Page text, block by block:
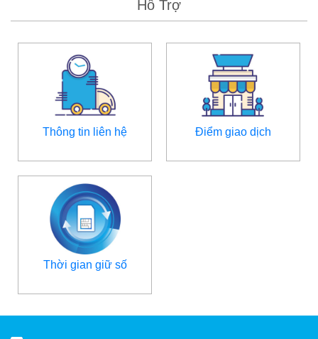
Hỗ Trợ
Thông tin liên hệ Điểm giao dịch
Thời gian giữ số